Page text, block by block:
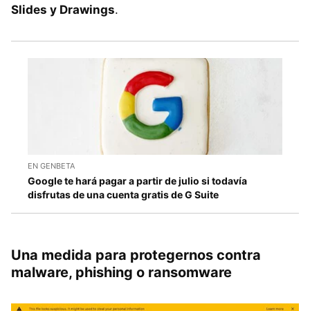
Slides y Drawings.
EN GENBETA
Google te hará pagar a partir de julio si todavía
disfrutas de una cuenta gratis de G Suite
Una medida para protegernos contra
malware, phishing o ransomware